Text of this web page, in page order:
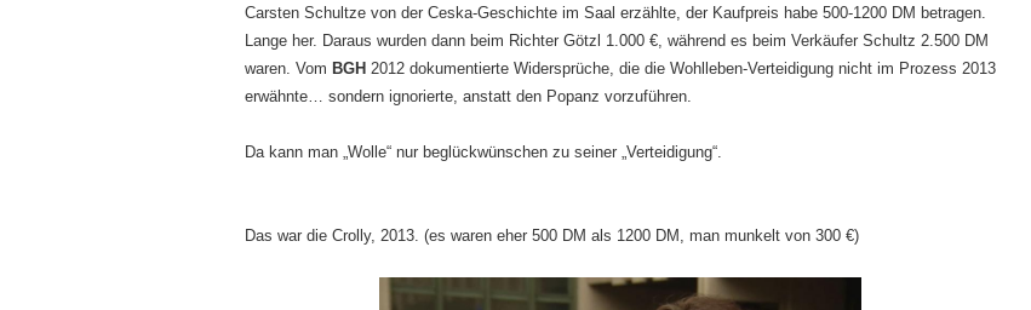
Carsten Schultze von der Ceska-Geschichte im Saal erzählte, der Kaufpreis habe 500-1200 DM betragen.
Lange her. Daraus wurden dann beim Richter Götzl 1.000 €, während es beim Verkäufer Schultz 2.500 DM
waren. Vom BGH 2012 dokumentierte Widersprüche, die die Wohlleben-Verteidigung nicht im Prozess 2013
erwähnte… sondern ignorierte, anstatt den Popanz vorzuführen.
Da kann man „Wolle“ nur beglückwünschen zu seiner „Verteidigung“.
Das war die Crolly, 2013. (es waren eher 500 DM als 1200 DM, man munkelt von 300 €)